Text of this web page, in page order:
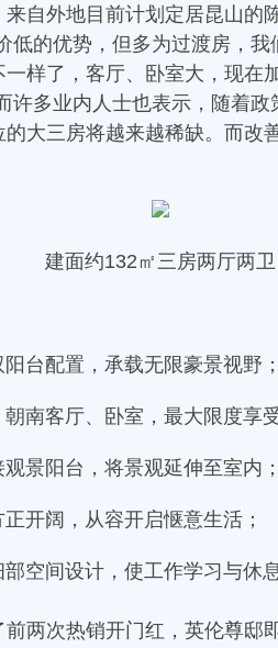
来自外地目前计划定居昆山的
低的优势，但多为过渡房，
样了，客厅、卧室大，现在
许多业内人士也表示，随着
大三房将越来越稀缺。而改
建面约132㎡三房两厅两卫
台配置，承载无限豪景视野
南客厅、卧室，最大限度享
景阳台，将景观延伸至室内
开阔，从容开启惬意生活；
空间设计，使工作学习与休
两次热销开门红，英伦尊邸